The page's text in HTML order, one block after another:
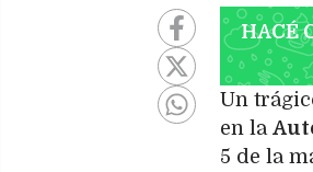
HACÉ
Un
en la
5 de la